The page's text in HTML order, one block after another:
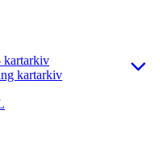
kartarkiv
kartarkiv